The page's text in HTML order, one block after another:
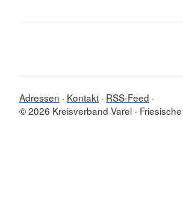
Adressen Kontakt RSS-Feed
© 2026 Kreisverband Varel - Friesische